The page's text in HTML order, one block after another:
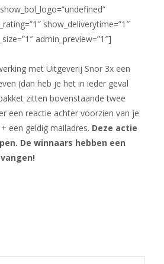
show_deliverytime=”1″
admin_preview=”1″]
met Uitgeverij Snor 3x een
(dan heb je het in ieder geval
zitten bovenstaande twee
een reactie achter voorzien van je
een geldig mailadres. Deze actie
De winnaars hebben een